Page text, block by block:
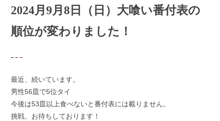
2024月9月8日（日）大喰い番付表の
順位が変わりました！
最近、続いています。
男性56皿で5位タイ
今後は53皿以上食べないと番付表には載りません。
挑戦、お待ちしております！